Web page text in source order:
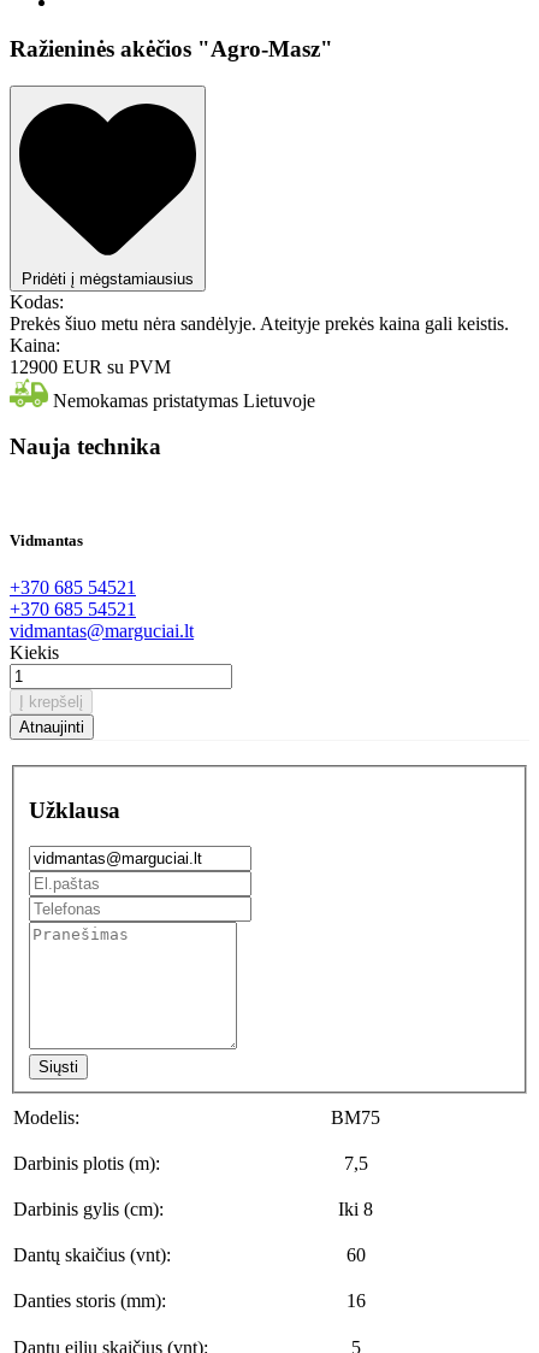
Ražieninės akėčios "Agro-Masz"
Pridėti į mėgstamiausius
Kodas:
Prekės šiuo metu nėra sandėlyje. Ateityje prekės kaina gali keistis.
Kaina:
12900 EUR su PVM
Nemokamas pristatymas Lietuvoje
Nauja technika
Vidmantas
+370 685 54521
+370 685 54521
vidmantas@marguciai.lt
Kiekis
Į krepšelį
Užklausa
Siųsti
Modelis: BM75
Darbinis plotis (m): 7,5
Darbinis gylis (cm): Iki 8
Dantų skaičius (vnt): 60
Danties storis (mm): 16
Dantų eilių skaičius (vnt): 5